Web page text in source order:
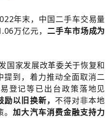
年末，中国二手车交易量
万亿元， 二手车市场成为
国家发展改革委关于恢复和
到，着力推动全面取消二
登记等已出台政策落地见
以旧换新， 不得对非本地
。加大汽车消费金融支持力